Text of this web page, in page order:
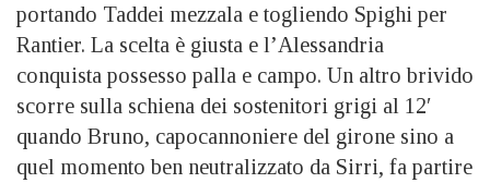
portando Taddei mezzala e togliendo Spighi per
Rantier. La scelta è giusta e l’Alessandria
conquista possesso palla e campo. Un altro brivido
scorre sulla schiena dei sostenitori grigi al 12′
quando Bruno, capocannoniere del girone sino a
quel momento ben neutralizzato da Sirri, fa partire